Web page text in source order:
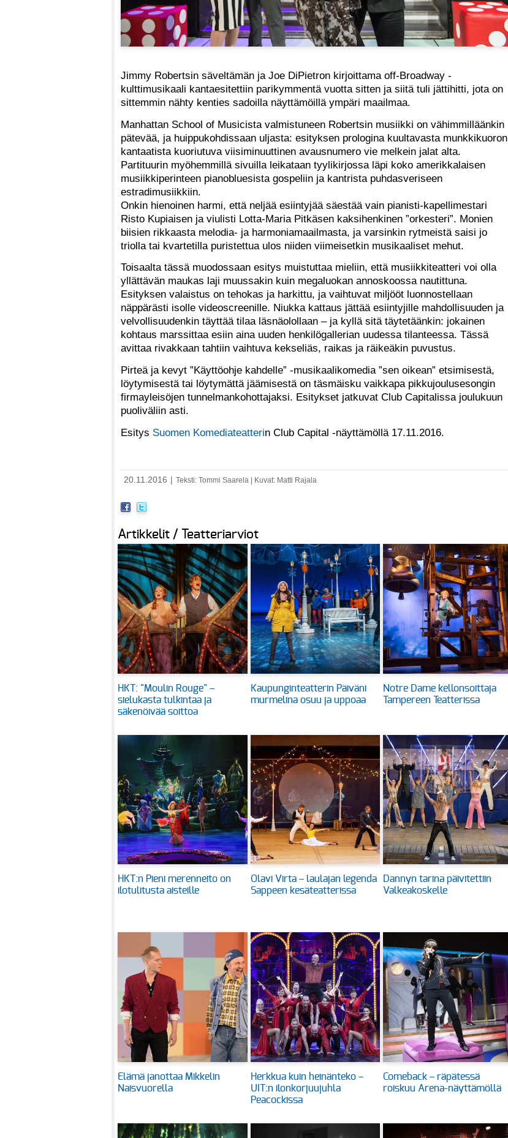
Jimmy Robertsin säveltämän ja Joe DiPietron kirjoittama off-Broadway -
kulttimusikaali kantaesitettiin parikymmentä vuotta sitten ja siitä tuli jättihitti, jota on
sittemmin nähty kenties sadoilla näyttämöillä ympäri maailmaa.
Manhattan School of Musicista valmistuneen Robertsin musiikki on vähimmilläänkin
pätevää, ja huippukohdissaan uljasta: esityksen prologina kuultavasta munkkikuoron
kantaatista kuoriutuva viisiminuuttinen avausnumero vie melkein jalat alta.
Partituurin myöhemmillä sivuilla leikataan tyylikirjossa läpi koko amerikkalaisen
musiikkiperinteen pianobluesista gospeliin ja kantrista puhdasveriseen
estradimusiikkiin.
Onkin hienoinen harmi, että neljää esiintyjää säestää vain pianisti-kapellimestari
Risto Kupiaisen ja viulisti Lotta-Maria Pitkäsen kaksihenkinen ”orkesteri”. Monien
biisien rikkaasta melodia- ja harmoniamaailmasta, ja varsinkin rytmeistä saisi jo
triolla tai kvartetilla puristettua ulos niiden viimeisetkin musikaaliset mehut.
Toisaalta tässä muodossaan esitys muistuttaa mieliin, että musiikkiteatteri voi olla
yllättävän maukas laji muussakin kuin megaluokan annoskoossa nautittuna.
Esityksen valaistus on tehokas ja harkittu, ja vaihtuvat miljööt luonnostellaan
näppärästi isolle videoscreenille. Niukka kattaus jättää esiintyjille mahdollisuuden ja
velvollisuudenkin täyttää tilaa läsnäolollaan – ja kyllä sitä täytetäänkin: jokainen
kohtaus marssittaa esiin aina uuden henkilögallerian uudessa tilanteessa. Tässä
avittaa rivakkaan tahtiin vaihtuva kekseliäs, raikas ja räikeäkin puvustus.
Pirteä ja kevyt ”Käyttöohje kahdelle” -musikaalikomedia ”sen oikean” etsimisestä,
löytymisestä tai löytymättä jäämisestä on täsmäisku vaikkapa pikkujoulusesongin
firmayleisöjen tunnelmankohottajaksi. Esitykset jatkuvat Club Capitalissa joulukuun
puoliväliin asti.
Esitys Suomen Komediateatterin Club Capital -näyttämöllä 17.11.2016.
20.11.2016 Teksti: Tommi Saarela | Kuvat: Matti Rajala
Artikkelit / Teatteriarviot
HKT: "Moulin Rouge" –
sielukasta tulkintaa ja
säkenöivää soittoa
Kaupunginteatterin Päiväni
murmelina osuu ja uppoaa
Notre Dame kellonsoittaja
Tampereen Teatterissa
HKT:n Pieni merenneito on
ilotulitusta aisteille
Olavi Virta – laulajan legenda
Sappeen kesäteatterissa
Dannyn tarina päivitettiin
Valkeakoskelle
Elämä janottaa Mikkelin
Naisvuorella
Herkkua kuin heinänteko –
UIT:n ilonkorjuujuhla
Peacockissa
Comeback – räpätessä
roiskuu Arena-näyttämöllä